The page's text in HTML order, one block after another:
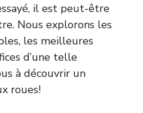
il est peut-être
Nous explorons les
les meilleures
d’une telle
à découvrir un
roues!